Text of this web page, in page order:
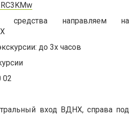
средства направляем на
до 3х часов
02
вход ВДНХ, справа под